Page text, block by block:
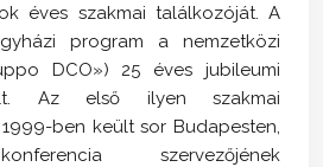
éves szakmai találkozóját. A
program a nemzetközi
DCO») 25 éves jubileumi
Az első ilyen szakmai
ben keült sor Budapesten,
szervezőjének